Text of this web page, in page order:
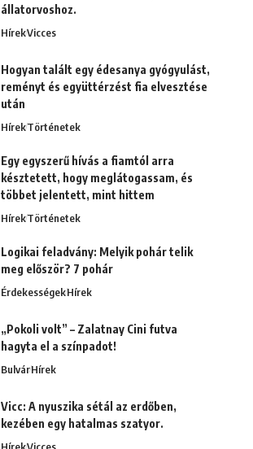
állatorvoshoz.
HírekVicces
Hogyan talált egy édesanya gyógyulást,
reményt és együttérzést fia elvesztése
után
HírekTörténetek
Egy egyszerű hívás a fiamtól arra
késztetett, hogy meglátogassam, és
többet jelentett, mint hittem
HírekTörténetek
Logikai feladvány: Melyik pohár telik
meg először? 7 pohár
ÉrdekességekHírek
„Pokoli volt” – Zalatnay Cini futva
hagyta el a színpadot!
BulvárHírek
Vicc: A nyuszika sétál az erdőben,
kezében egy hatalmas szatyor.